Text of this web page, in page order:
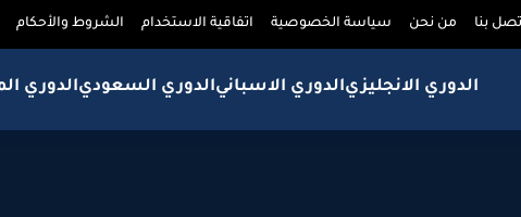
بنا من نحن سياسة الخصوصية اتفاقية الاستخدام الشروط والأحكام
الدوري الانجليزيالدوري الاسبانيالدوري السعوديالدوري